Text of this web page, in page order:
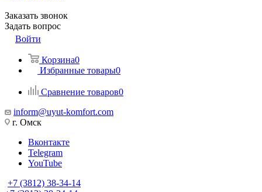
Заказать звонок
Задать вопрос
Войти
Корзина0
Избранные товары0
Сравнение товаров0
inform@uyut-komfort.com
г. Омск
Вконтакте
Telegram
YouTube
+7 (3812) 38-34-14